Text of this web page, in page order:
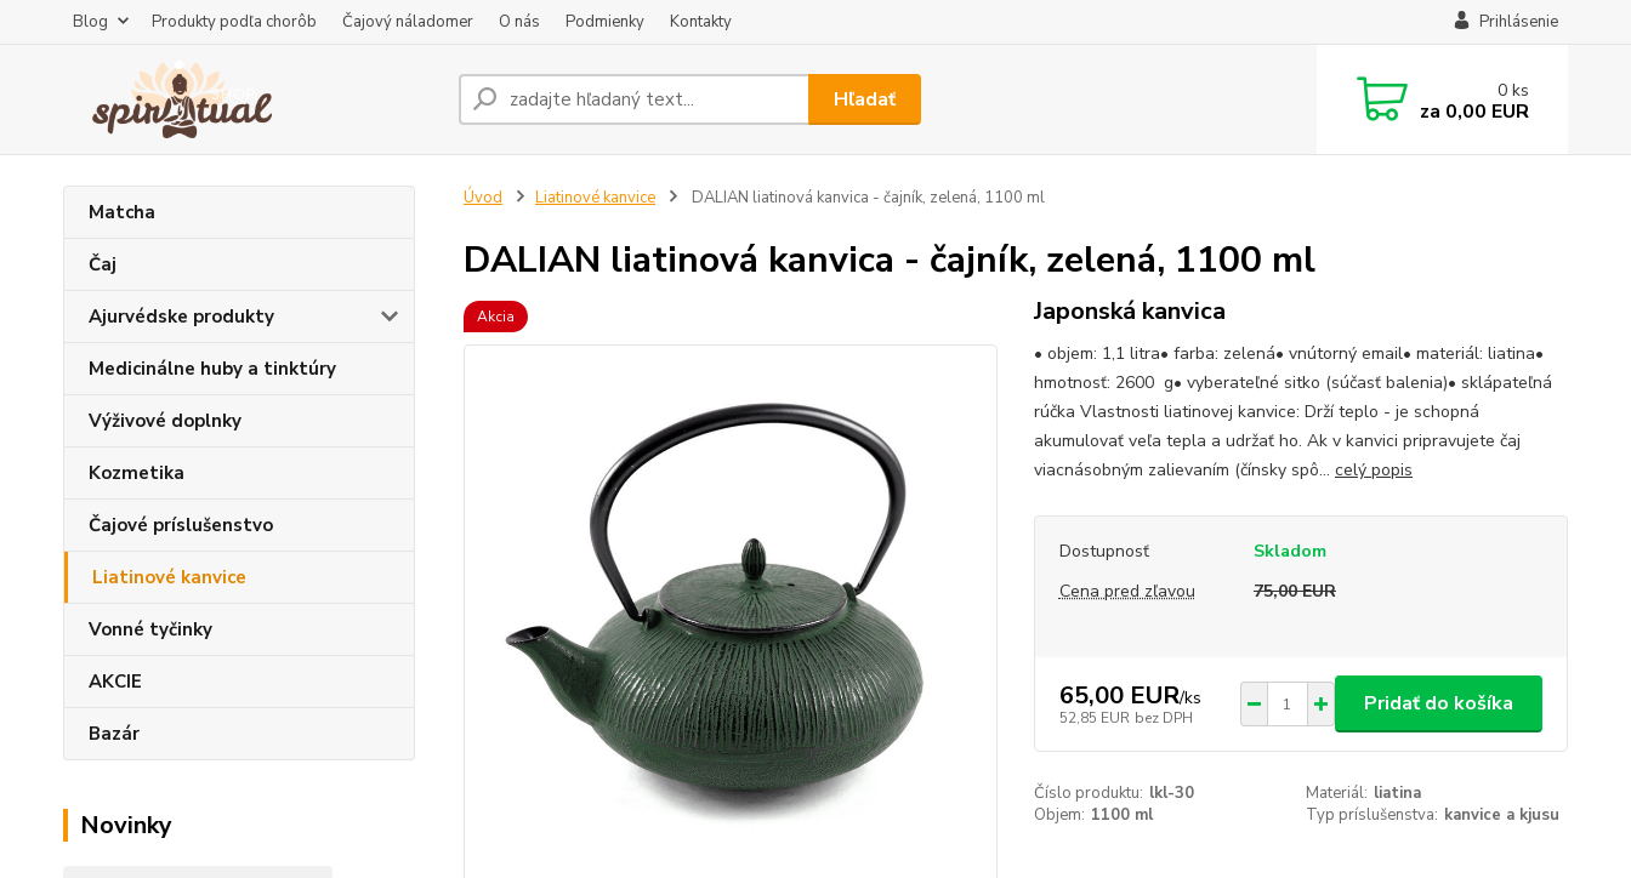
Blog Produkty podľa chorôb Čajový náladomer O nás Podmienky Kontakty Prihlásenie
Hľadať 0 ks
za 0,00 EUR
Matcha
Čaj
Ajurvédske produkty
Medicinálne huby a tinktúry
Výživové doplnky
Kozmetika
Čajové príslušenstvo
Liatinové kanvice
Vonné tyčinky
AKCIE
Bazár
Novinky
Úvod Liatinové kanvice DALIAN liatinová kanvica - čajník, zelená, 1100 ml
DALIAN liatinová kanvica - čajník, zelená, 1100 ml
Akcia Japonská kanvica
• objem: 1,1 litra• farba: zelená• vnútorný email• materiál: liatina•
hmotnosť: 2600 g• vyberateľné sitko (súčasť balenia)• sklápateľná
rúčka Vlastnosti liatinovej kanvice: Drží teplo - je schopná
akumulovať veľa tepla a udržať ho. Ak v kanvici pripravujete čaj
viacnásobným zalievaním (čínsky spô... celý popis
Dostupnosť
Skladom
Cena pred zľavou
75,00 EUR
65,00 EUR/ks
52,85 EUR bez DPH
Pridať do košíka
Číslo produktu: lkl-30 Materiál: liatina
Objem: 1100 ml Typ príslušenstva: kanvice a kjusu